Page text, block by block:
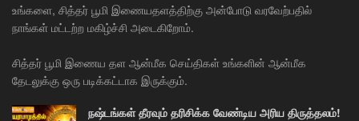
உங்களை, சித்தர் பூமி இணையதளத்திற்கு அன்போடு வரவேற்பதில்
நாங்கள் மட்டற்ற மகிழ்ச்சி அடைகிறோம்.
சித்தர் பூமி இணைய தள ஆன்மீக செய்திகள் உங்களின் ஆன்மீக
தேடலுக்கு ஒரு படிக்கட்டாக இருக்கும்.
நஷ்டங்கள் தீரவும் தரிசிக்க வேண்டிய அரிய திருத்தலம்!